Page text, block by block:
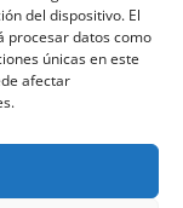
del dispositivo. El
procesar datos como
únicas en este
afectar